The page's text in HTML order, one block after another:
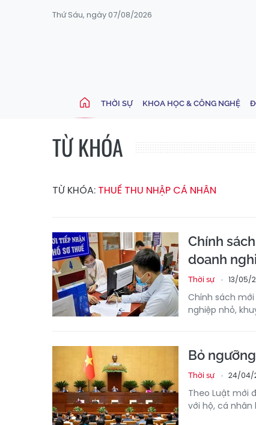
Thứ Sáu, ngày 07/08/2026
THỜI SỰ KHOA HỌC & CÔNG NGHỆ
TỪ KHÓA
TỪ KHÓA: THUẾ THU NHẬP CÁ NHÂN
Chính
doanh
Thời sự 13/05/
Chính sách
nghiệp nhỏ,
Bỏ
Thời sự 24/04/
Theo Luật mới
với hộ, cá